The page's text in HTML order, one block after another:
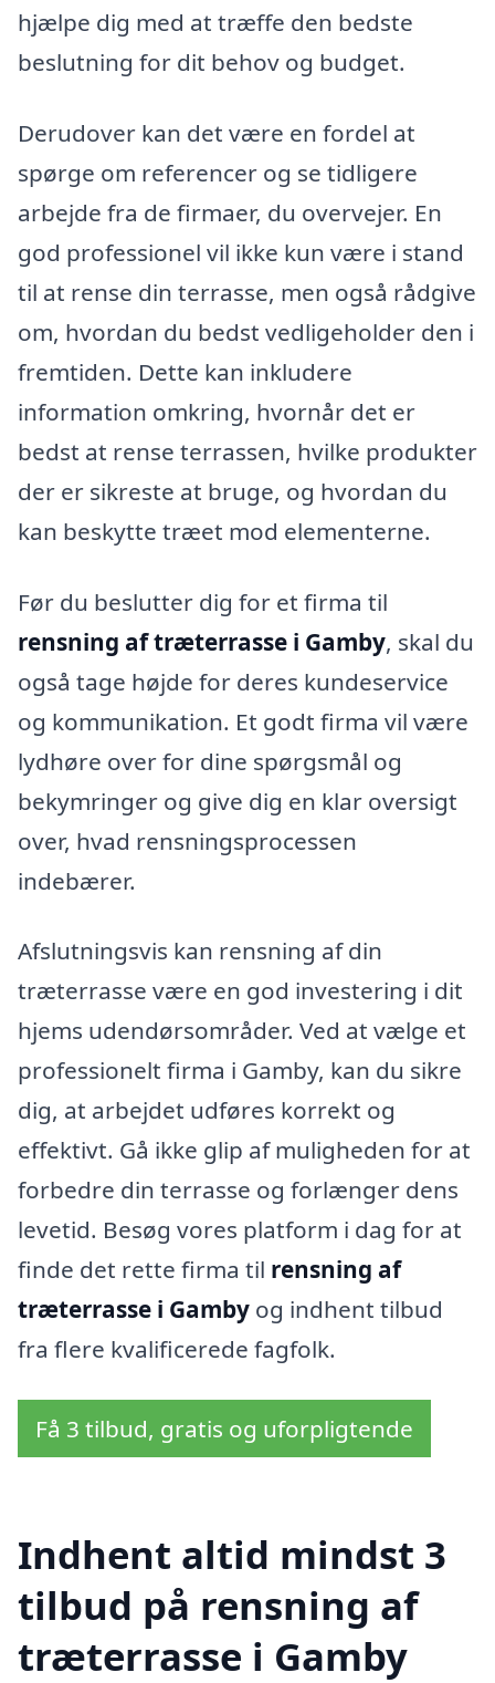
hjælpe dig med at træffe den bedste
beslutning for dit behov og budget.
Derudover kan det være en fordel at
spørge om referencer og se tidligere
arbejde fra de firmaer, du overvejer. En
god professionel vil ikke kun være i stand
til at rense din terrasse, men også rådgive
om, hvordan du bedst vedligeholder den i
fremtiden. Dette kan inkludere
information omkring, hvornår det er
bedst at rense terrassen, hvilke produkter
der er sikreste at bruge, og hvordan du
kan beskytte træet mod elementerne.
Før du beslutter dig for et firma til
rensning af træterrasse i Gamby, skal du
også tage højde for deres kundeservice
og kommunikation. Et godt firma vil være
lydhøre over for dine spørgsmål og
bekymringer og give dig en klar oversigt
over, hvad rensningsprocessen
indebærer.
Afslutningsvis kan rensning af din
træterrasse være en god investering i dit
hjems udendørsområder. Ved at vælge et
professionelt firma i Gamby, kan du sikre
dig, at arbejdet udføres korrekt og
effektivt. Gå ikke glip af muligheden for at
forbedre din terrasse og forlænger dens
levetid. Besøg vores platform i dag for at
finde det rette firma til rensning af
træterrasse i Gamby og indhent tilbud
fra flere kvalificerede fagfolk.
Få 3 tilbud, gratis og uforpligtende
Indhent altid mindst 3
tilbud på rensning af
træterrasse i Gamby